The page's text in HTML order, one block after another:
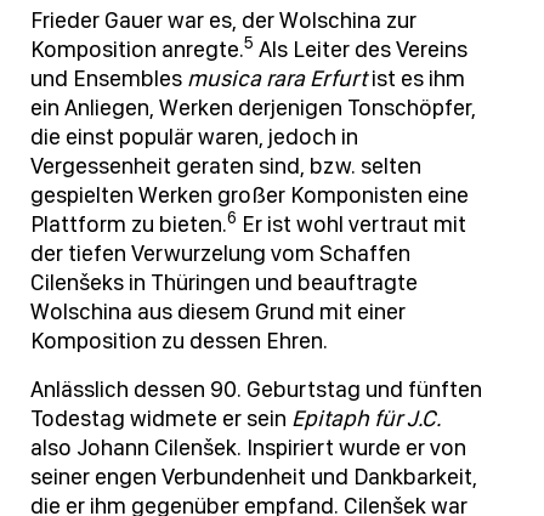
Frieder Gauer war es, der Wolschina zur
Komposition anregte.5 Als Leiter des Vereins
und Ensembles musica rara Erfurtist es ihm
ein Anliegen, Werken derjenigen Tonschöpfer,
die einst populär waren, jedoch in
Vergessenheit geraten sind, bzw. selten
gespielten Werken großer Komponisten eine
Plattform zu bieten.6 Er ist wohl vertraut mit
der tiefen Verwurzelung vom Schaffen
Cilenšeks in Thüringen und beauftragte
Wolschina aus diesem Grund mit einer
Komposition zu dessen Ehren.
Anlässlich dessen 90. Geburtstag und fünften
Todestag widmete er sein Epitaph für J.C.
also Johann Cilenšek. Inspiriert wurde er von
seiner engen Verbundenheit und Dankbarkeit,
die er ihm gegenüber empfand. Cilenšek war